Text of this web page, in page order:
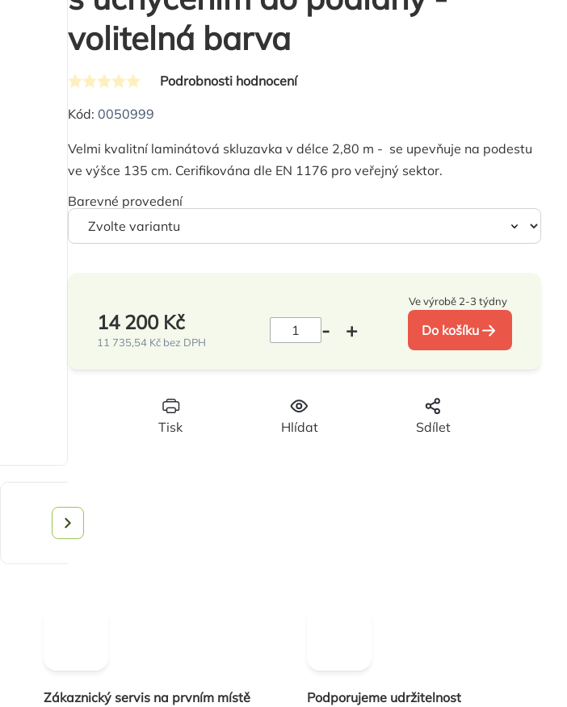
volitelná barva
Průměrné
hodnocení
je
0,0
z
hvězdiček.
Podrobnosti hodnocení
Kód: 0050999
Barevné provedení
Velmi kvalitní laminátová skluzavka v délce 2,80 m - se upevňuje na podestu
ve výšce 135 cm. Cerifikována dle EN 1176 pro veřejný sektor.
Tisk Hlídat Sdílet
Ve výrobě 2-3 týdny
14 200 Kč
11 735,54 Kč bez DPH
Do košíku
Zákaznický servis na prvním místě Podporujeme udržitelnost